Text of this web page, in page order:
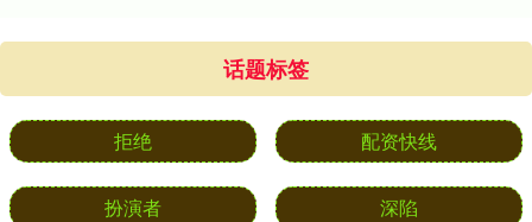
话题标签
拒绝 配资快线
扮演者 深陷